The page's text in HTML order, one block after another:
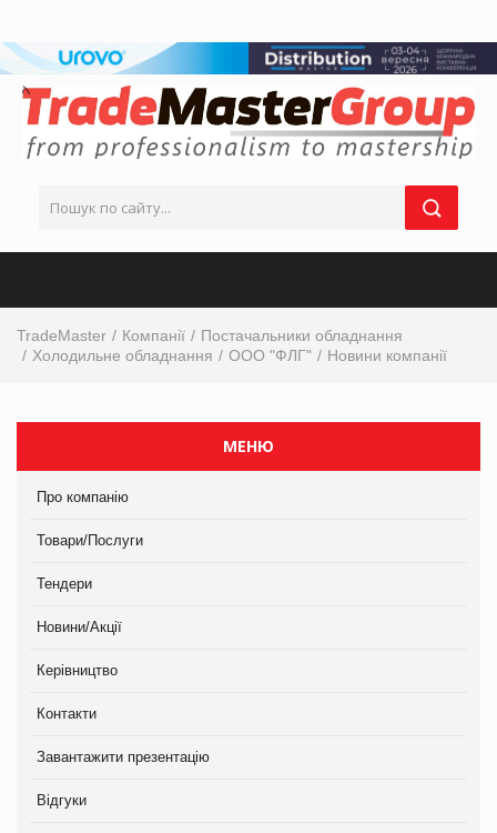
TradeMaster Компанії
Постачальники обладнання
Холодильне обладнання
ООО "ФЛГ" Новини компанії
МЕНЮ
Про компанію
Товари/Послуги
Тендери
Новини/Акції
Керівництво
Контакти
Завантажити презентацію
Відгуки